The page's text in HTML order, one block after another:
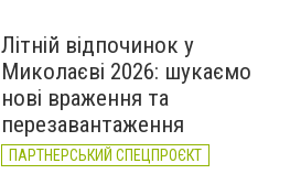
Літній відпочинок у
Миколаєві 2026: шукаємо
нові враження та
перезавантаження
ПАРТНЕРСЬКИЙ СПЕЦПРОЄКТ